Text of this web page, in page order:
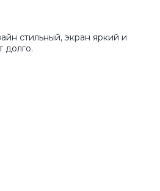
стильный, экран яркий и
долго.